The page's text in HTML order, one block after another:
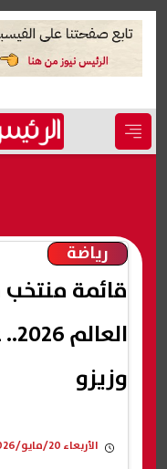
رياضة
قائمة
وزيزو
الأربعاء 20/مايو/2026 - 11:39 م